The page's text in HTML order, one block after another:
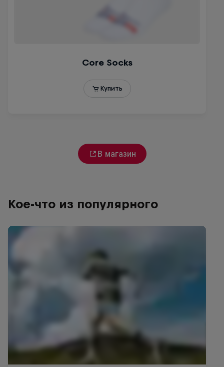
В магазин
Кое-что из популярного